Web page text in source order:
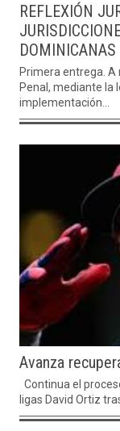
REFLEXIÓN
DOMINICANAS
Primera entrega. A
Penal, mediante la
implementación...
Avanza
Continua el
ligas David Ortiz